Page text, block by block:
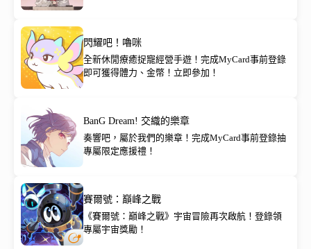
閃耀吧！嚕咪
全新休閒療癒捉寵經營手遊！完成MyCard事前登錄
即可獲得體力、金幣！立即參加！
BanG Dream! 交織的樂章
奏響吧，屬於我們的樂章！完成MyCard事前登錄抽
專屬限定應援禮！
賽爾號：巔峰之戰
《賽爾號：巔峰之戰》宇宙冒險再次啟航！登錄領
專屬宇宙獎勵！